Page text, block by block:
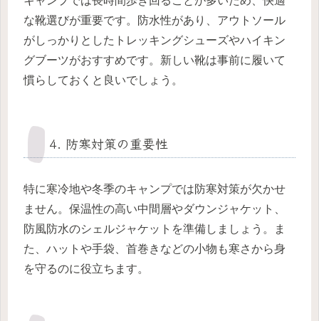
な靴選びが重要です。防水性があり、アウトソール
がしっかりとしたトレッキングシューズやハイキン
グブーツがおすすめです。新しい靴は事前に履いて
慣らしておくと良いでしょう。
4. 防寒対策の重要性
特に寒冷地や冬季のキャンプでは防寒対策が欠かせ
ません。保温性の高い中間層やダウンジャケット、
防風防水のシェルジャケットを準備しましょう。ま
た、ハットや手袋、首巻きなどの小物も寒さから身
を守るのに役立ちます。